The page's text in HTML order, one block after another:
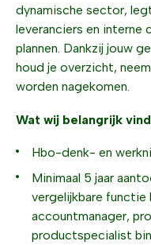
dynamische sector,
leveranciers en interne
plannen. Dankzij jouw
houd je overzicht,
worden nagekomen.
Wat wij belangrijk
Hbo-denk- en
Minimaal 5 jaar
vergelijkbare functie
accountmanager,
productspecialist